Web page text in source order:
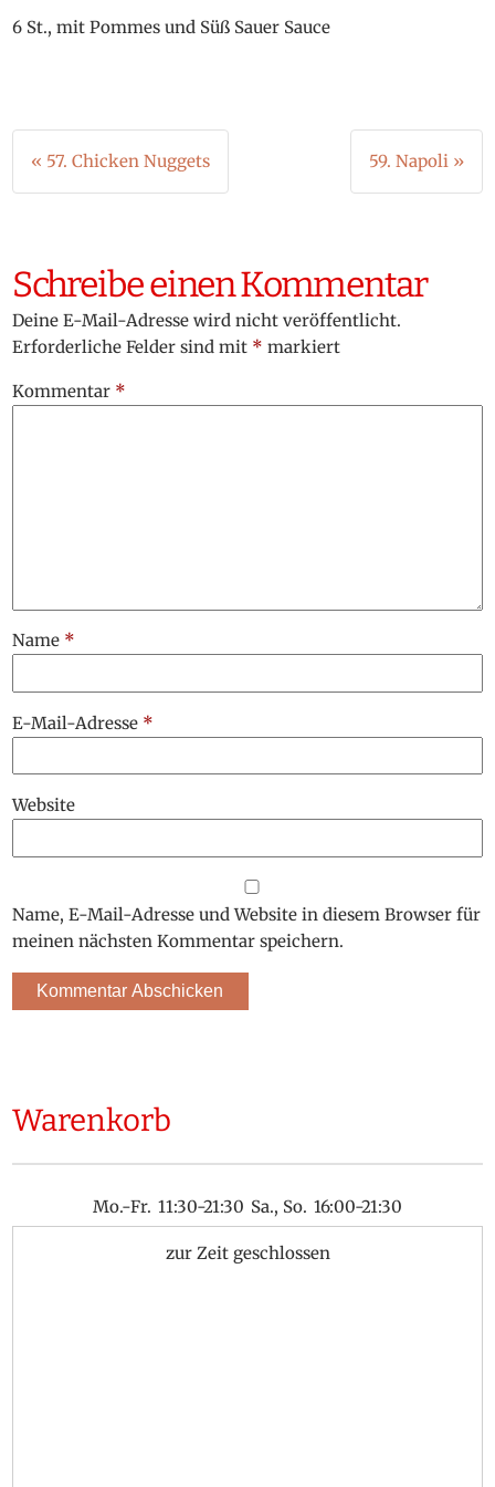
6 St., mit Pommes und Süß Sauer Sauce
Beitragsnavigation
« 57. Chicken Nuggets 59. Napoli »
Schreibe einen Kommentar
Deine E-Mail-Adresse wird nicht veröffentlicht.
Erforderliche Felder sind mit * markiert
Kommentar *
Name *
E-Mail-Adresse *
Website
Name, E-Mail-Adresse und Website in diesem Browser für
meinen nächsten Kommentar speichern.
Warenkorb
Mo.-Fr. 11:30-21:30 Sa., So. 16:00-21:30
zur Zeit geschlossen